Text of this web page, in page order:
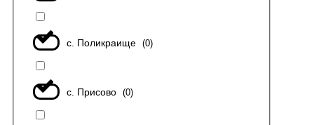
с. Поликраище (0)
с. Присово (0)